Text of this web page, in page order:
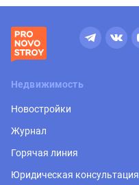
Недвижимость
Новостройки
Журнал
Горячая линия
Юридическая консультация